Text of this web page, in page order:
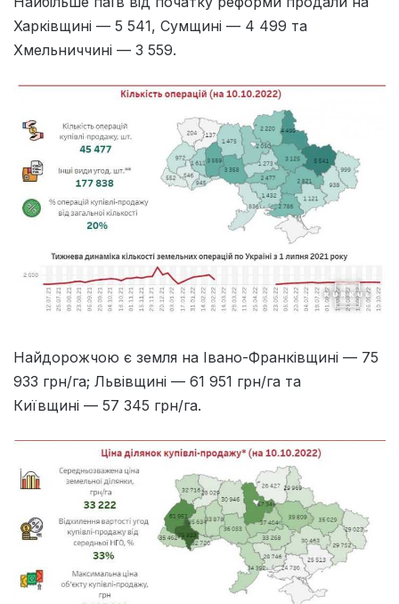
Харківщині — 5 541, Сумщині — 4 499 та
Хмельниччині — 3 559.
Найдорожчою є земля на Івано-Франківщині — 75
933 грн/га; Львівщині — 61 951 грн/га та
Київщині — 57 345 грн/га.